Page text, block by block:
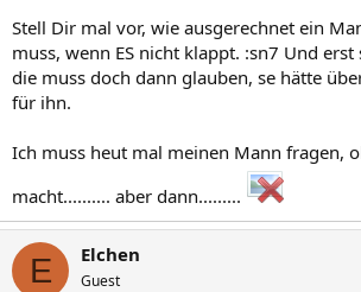
Stell Dir mal vor, wie ausgerechnet ein
muss, wenn ES nicht klappt. :sn7 Und erst
die muss doch dann glauben, se hätte
für ihn.
Ich muss heut mal meinen Mann fragen,
macht.......... aber dann.........
E Elchen
Guest